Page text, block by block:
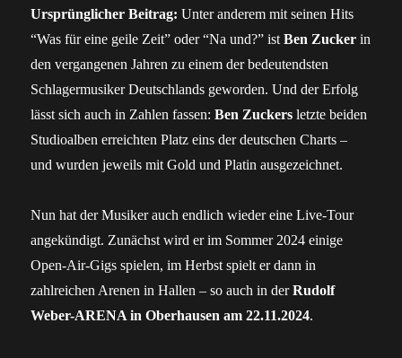
Ursprünglicher Beitrag: Unter anderem mit seinen Hits
“Was für eine geile Zeit” oder “Na und?” istBen Zucker in
den vergangenen Jahren zu einem der bedeutendsten
Schlagermusiker Deutschlands geworden. Und der Erfolg
lässt sich auch in Zahlen fassen:Ben Zuckers letzte beiden
Studioalben erreichten Platz eins der deutschen Charts –
und wurden jeweils mit Gold und Platin ausgezeichnet.
Nun hat der Musiker auch endlich wieder eine Live-Tour
angekündigt. Zunächst wird er im Sommer 2024 einige
Open-Air-Gigs spielen, im Herbst spielt er dann in
zahlreichen Arenen in Hallen – so auch in derRudolf
Weber-ARENA in Oberhausen am 22.11.2024.